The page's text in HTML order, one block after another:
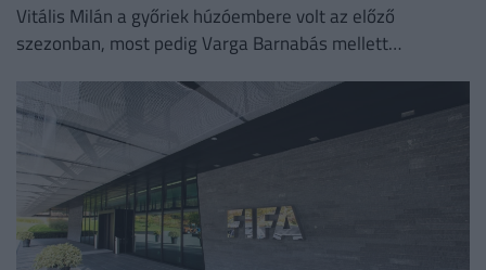
Vitális Milán a győriek húzóembere volt az előző
szezonban, most pedig Varga Barnabás mellett